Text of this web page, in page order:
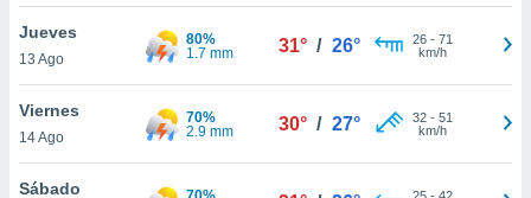
cookies
aceptar
Jueves
13 Ago
80%
1.7 mm
31° / 26° 26- 71
km/h
Viernes
14 Ago
70%
2.9 mm
30° / 27° 32- 51
km/h
Sábado 25- 42